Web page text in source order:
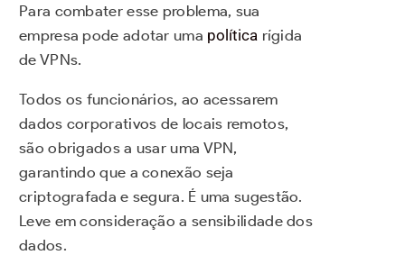
Para combater esse problema, sua
empresa pode adotar uma política rígida
de VPNs.
Todos os funcionários, ao acessarem
dados corporativos de locais remotos,
são obrigados a usar uma VPN,
garantindo que a conexão seja
criptografada e segura. É uma sugestão.
Leve em consideração a sensibilidade dos
dados.